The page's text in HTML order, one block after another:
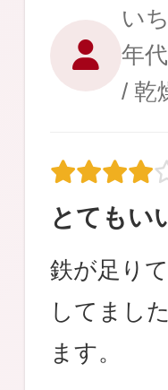
い
年
/ 乾
とてもい
鉄が足り
してまし
ます。